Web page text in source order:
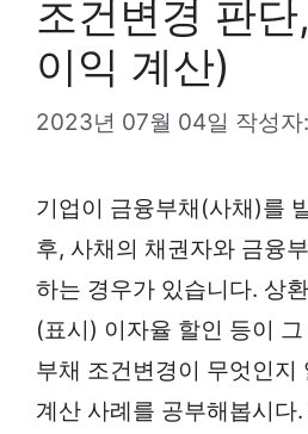
조건변경 판
이익 계산)
2023년 07월 04일 작성자:
기업이 금융부채(사채)를
후, 사채의 채권자와 금융
하는 경우가 있습니다. 상
(표시) 이자율 할인 등이
부채 조건변경이 무엇인지
계산 사례를 공부해봅시다